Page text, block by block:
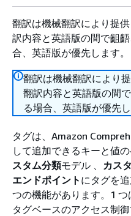
翻訳は機械翻訳により提
訳内容と英語版の間で齟
合、英語版が優先します。
翻訳は機械翻訳により
翻訳内容と英語版の間
る場合、英語版が優先し
タグは、Amazon
して追加できるキーと値の
スタム分類モデル 、 カス
エンドポイント にタグを
つの機能があります。1
タグベースのアクセス制御